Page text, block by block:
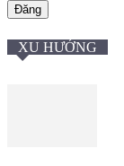
XU HƯỚNG